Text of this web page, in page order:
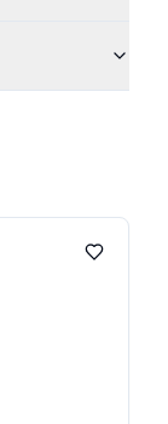
Lägg till